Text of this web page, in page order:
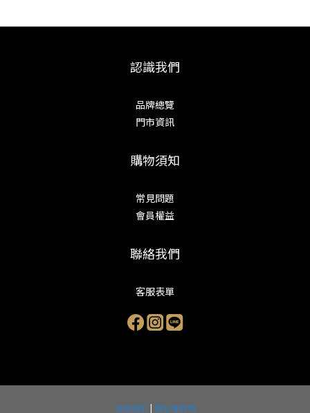
認識我們
品牌總覽
門市資訊
購物須知
常見問題
會員權益
聯絡我們
客服表單
條款細則 | 隱私權政策